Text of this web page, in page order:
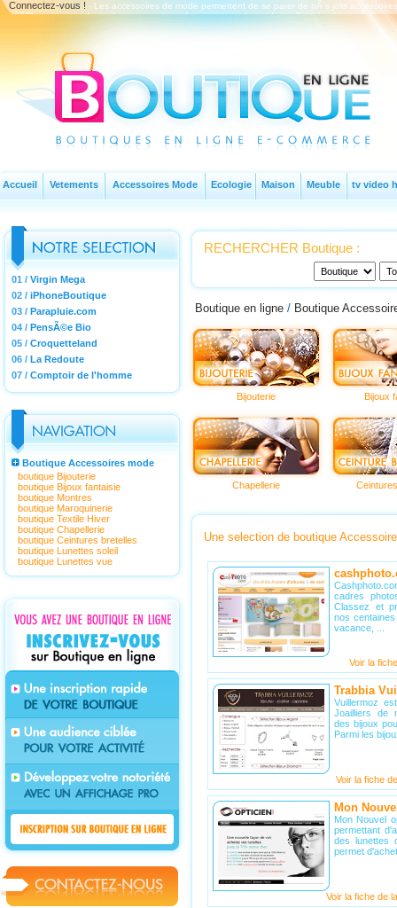
Connectez-vous ! - Les accessoires de mode permettent de se parer de trÃ¨s jolis
dâ€™accessoires de mode proposent une large gamme de produits allant des bijoux Ã la
Accueil Vetements Accessoires Mode Ecologie Maison Meuble tv video
01 / Virgin Mega
02 / iPhoneBoutique
03 / Parapluie.com
04 / PensÃ©e Bio
05 / Croquetteland
06 / La Redoute
07 / Comptoir de l'homme
Boutique Accessoires mode
boutique Bijouterie
boutique Bijoux fantaisie
boutique Montres
boutique Maroquinerie
boutique Textile Hiver
boutique Chapellerie
boutique Ceintures bretelles
boutique Lunettes soleil
boutique Lunettes vue
RECHERCHER Boutique :
Boutique en ligne / Boutique
Bijouterie Bijoux
Chapellerie
Une selection de boutique
cadres
Classez et
nos
vacance, ...
Voir la
Trabbia
Vuillermoz
Joailliers de
des bijoux
Parmi les
Voir la fiche
Mon
Mon Nouvel
permettant
des lunettes
permet
Voir la fiche de